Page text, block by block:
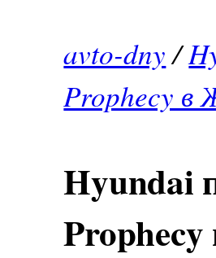
avto-dny/
Prophecy в
Hyundai